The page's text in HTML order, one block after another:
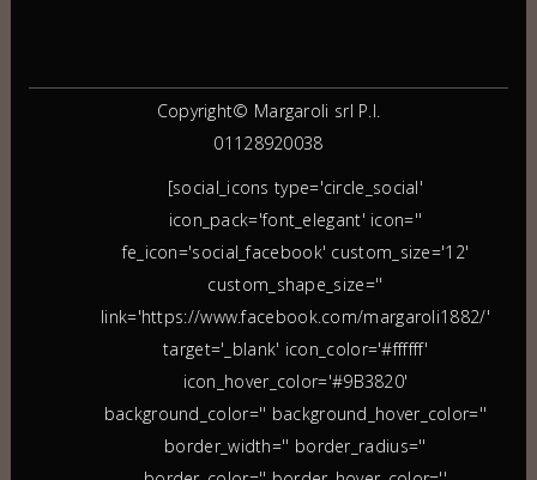
Copyright© Margaroli srl P.I.
01128920038
[social_icons type='circle_social'
icon_pack='font_elegant' icon=''
fe_icon='social_facebook' custom_size='12'
custom_shape_size=''
link='https://www.facebook.com/margaroli1882/'
target='_blank' icon_color='#ffffff'
icon_hover_color='#9B3820'
background_color='' background_hover_color=''
border_width='' border_radius=''